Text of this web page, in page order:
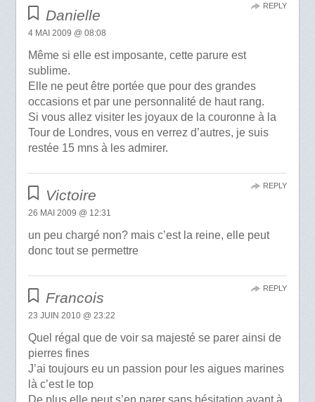
Danielle
4 MAI 2009 @ 08:08
Même si elle est imposante, cette parure est
sublime.
Elle ne peut être portée que pour des grandes
occasions et par une personnalité de haut rang.
Si vous allez visiter les joyaux de la couronne à la
Tour de Londres, vous en verrez d’autres, je suis
restée 15 mns à les admirer.
REPLY
Victoire
26 MAI 2009 @ 12:31
un peu chargé non? mais c’est la reine, elle peut
donc tout se permettre
REPLY
Francois
23 JUIN 2010 @ 23:22
Quel régal que de voir sa majesté se parer ainsi de
pierres fines
J’ai toujours eu un passion pour les aigues marines
là c’est le top
De plus elle peut s’en parer sans hésitation ayant à
REPLY